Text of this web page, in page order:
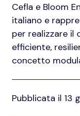
Cefla e Bloom
italiano e
per realizzare il
efficiente,
concetto
Pubblicata il 13